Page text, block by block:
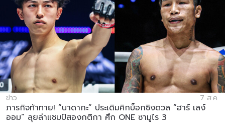
ข่าว 7 ส.ค.
ภารกิจท้าทาย! “นาดากะ” ประเดิมคิกบ็อกซิงดวล “ฮาร์ เลง์
ออม” ลุยล่าแชมป์สองกติกา ศึก ONE ซามูไร 3